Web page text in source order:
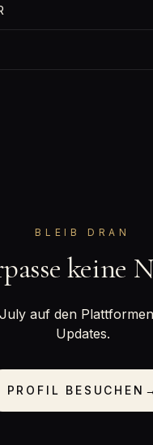
BLEIB DRAN
keine
auf den
Updates.
PROFIL BESUCHEN →